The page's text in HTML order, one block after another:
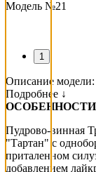
Модель №21
1
Описание модели:
Подробнее ↓
Пудрово-винная
"Тартан" с
приталенном
добавлением